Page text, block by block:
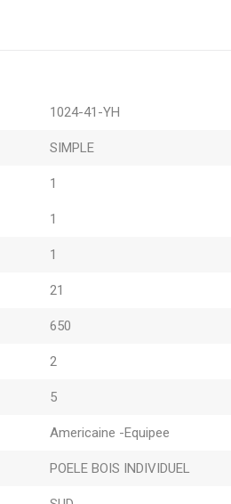
1024-41-YH
SIMPLE
1
1
1
21
650
2
5
Americaine -Equipee
POELE BOIS INDIVIDUEL